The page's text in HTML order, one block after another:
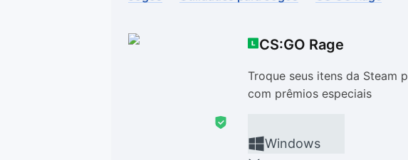
CS:GO Rage
Troque seus itens da Steam
com prêmios especiais
Windows